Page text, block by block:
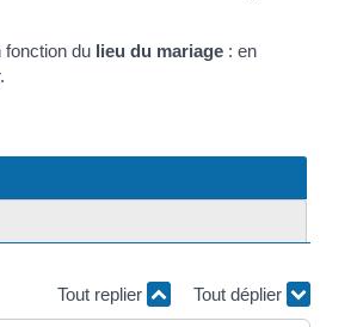
fonction du lieu du mariage : en
Tout replier Tout déplier